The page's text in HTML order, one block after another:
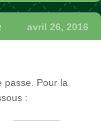
avril 26, 2016
passe. Pour la
: